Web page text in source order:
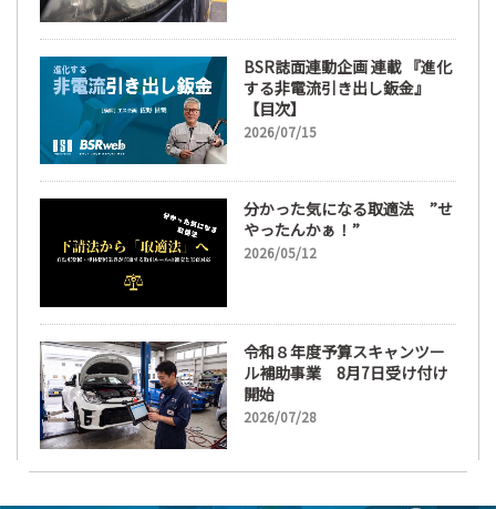
BSR誌面連動企画 連載 『進化
する非電流引き出し鈑金』
【目次】
2026/07/15
分かった気になる取適法 ”せ
やったんかぁ！”
2026/05/12
令和８年度予算スキャンツー
ル補助事業 8月7日受け付け
開始
2026/07/28